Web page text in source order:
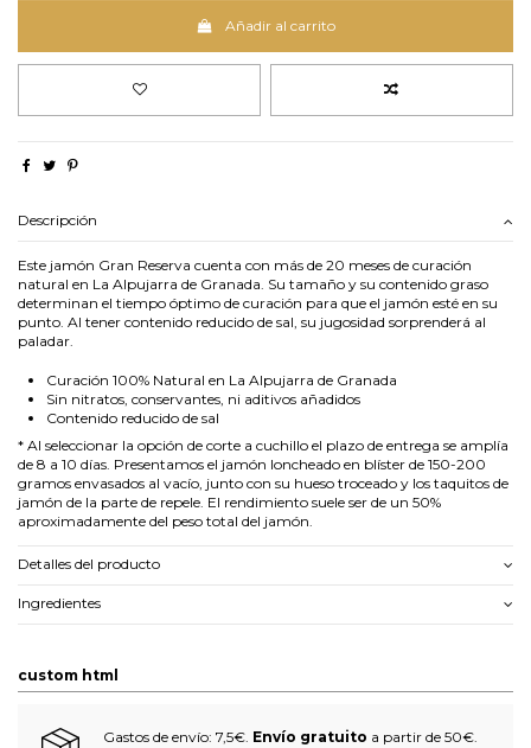
Añadir al carrito
Descripción
Este jamón Gran Reserva cuenta con más de 20 meses de curación
natural en La Alpujarra de Granada. Su tamaño y su contenido graso
determinan el tiempo óptimo de curación para que el jamón esté en su
punto. Al tener contenido reducido de sal, su jugosidad sorprenderá al
paladar.
Curación 100% Natural en La Alpujarra de Granada
Sin nitratos, conservantes, ni aditivos añadidos
Contenido reducido de sal
* Al seleccionar la opción de corte a cuchillo el plazo de entrega se amplía
de 8 a 10 días. Presentamos el jamón loncheado en blíster de 150-200
gramos envasados al vacío, junto con su hueso troceado y los taquitos de
jamón de la parte de repele. El rendimiento suele ser de un 50%
aproximadamente del peso total del jamón.
Detalles del producto
Ingredientes
custom html
Gastos de envío: 7,5€. Envío gratuito a partir de 50€.